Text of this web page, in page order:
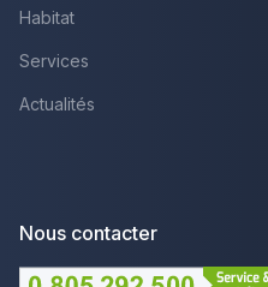
Habitat
Services
Actualités
Nous contacter